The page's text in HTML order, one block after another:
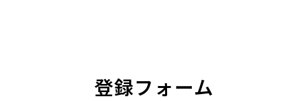
登録フォーム